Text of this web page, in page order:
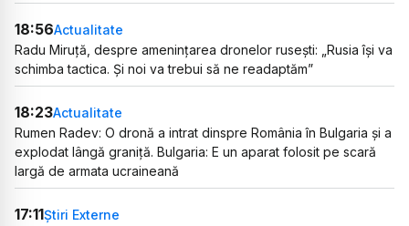
18:56Actualitate
Radu Miruță, despre amenințarea dronelor rusești: „Rusia își va
schimba tactica. Și noi va trebui să ne readaptăm”
18:23Actualitate
Rumen Radev: O dronă a intrat dinspre România în Bulgaria și a
explodat lângă graniță. Bulgaria: E un aparat folosit pe scară
largă de armata ucraineană
17:11Știri Externe